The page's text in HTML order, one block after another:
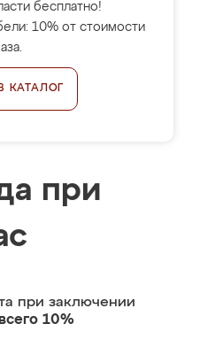
бесплатно!
10% от стоимости
КАТАЛОГ
при
при заключении
10%